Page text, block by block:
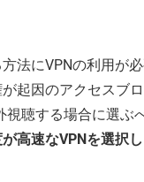
法にVPNの利用が
起因のアクセスブ
視聴する場合に選ぶ
高速なVPNを選択